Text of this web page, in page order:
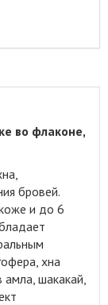
во флаконе,
бровей.
и до 6
хна
шакакай,